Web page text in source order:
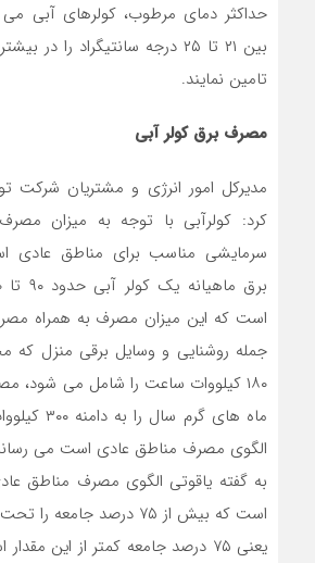
حداکثر دمای مرطوب، کولرهای آبی می
بین ٢١ تا ٢٥ درجه سانتیگراد را
تامین نمایند.
مصرف برق کولر آبی
مدیرکل امور انرژی و مشتریان شرکت
کرد: کولرآبی با توجه به میزان
سرمایشی مناسب برای مناطق عادی
است که این میزان مصرف به همراه
١٨٠ کیلووات ساعت را شامل می شود،
ماه های
الگوی مصرف مناطق عادی است می
است که بیش از ٧٥ درصد
یعنی ٧٥ درصد جامعه کمتر از این